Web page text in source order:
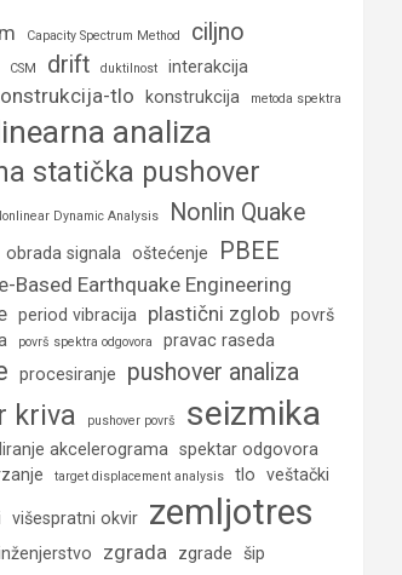
Capacity Spectrum Method
ciljno
CSM drift duktilnost interakcija
tlo konstrukcija metoda spektra
analiza
statička pushover
Dynamic Analysis Nonlin Quake
obrada signala oštećenje PBEE
Based Earthquake Engineering
period vibracija plastični zglob površ
površ spektra odgovora pravac raseda
procesiranje pushover analiza
kriva pushover površ seizmika
akcelerograma
spektar odgovora
target displacement analysis tlo veštački
višespratni okvir zemljotres
zgrada zgrade šip